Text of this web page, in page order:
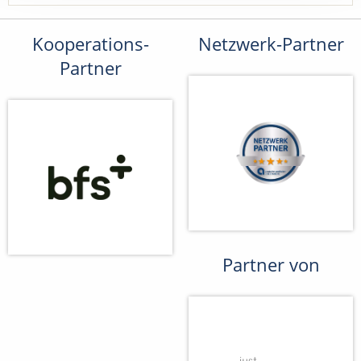
Kooperations-
Partner
Netzwerk-Partner
Partner von